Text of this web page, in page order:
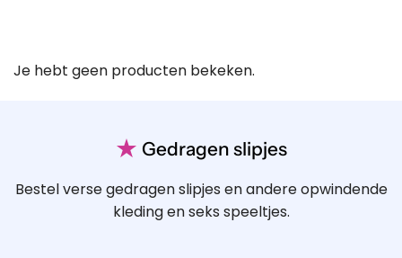
Je hebt geen producten bekeken.
★ Gedragen slipjes
Bestel verse gedragen slipjes en andere opwindende
kleding en seks speeltjes.